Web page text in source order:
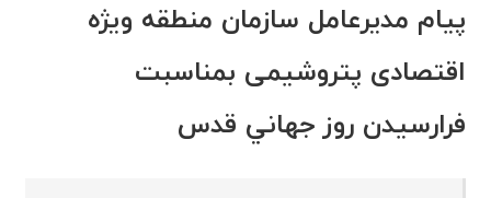
پیام مدیرعامل سازمان منطقه ویژه
اقتصادی پتروشیمی بمناسبت
فرارسیدن روز جهاني قدس